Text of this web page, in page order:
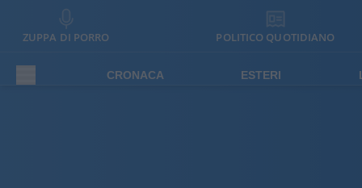
ZUPPA DI PORRO POLITICO QUOTIDIANO
CRONACA ESTERI